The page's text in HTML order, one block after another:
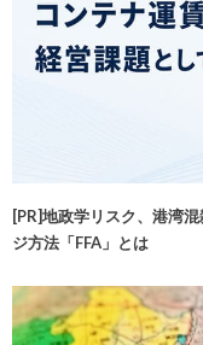
[PR]地政学リスク、港湾
ジ方法「FFA」とは